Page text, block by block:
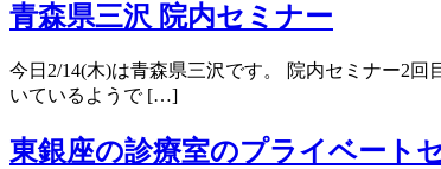
青森県三沢 院内セミナー
今日2/14(木)は青森県三沢です。 院内セミナー2
いているようで […]
東銀座の診療室のプライベート